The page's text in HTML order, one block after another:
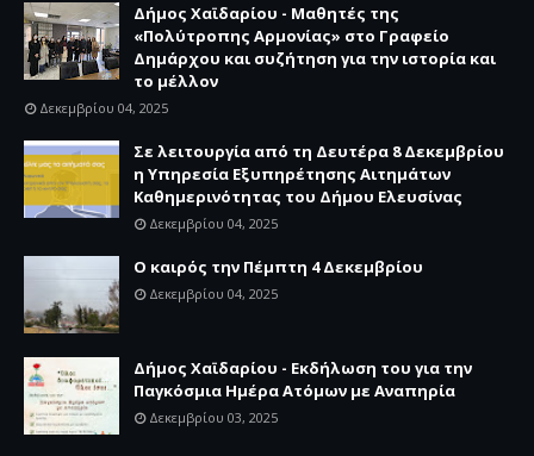
Δήμος Χαϊδαρίου - Μαθητές της
«Πολύτροπης Αρμονίας» στο Γραφείο
Δημάρχου και συζήτηση για την ιστορία και
το μέλλον
Δεκεμβρίου 04, 2025
Σε λειτουργία από τη Δευτέρα 8 Δεκεμβρίου
η Υπηρεσία Εξυπηρέτησης Αιτημάτων
Καθημερινότητας του Δήμου Ελευσίνας
Δεκεμβρίου 04, 2025
Ο καιρός την Πέμπτη 4 Δεκεμβρίου
Δεκεμβρίου 04, 2025
Δήμος Χαϊδαρίου - Εκδήλωση του για την
Παγκόσμια Ημέρα Ατόμων με Αναπηρία
Δεκεμβρίου 03, 2025